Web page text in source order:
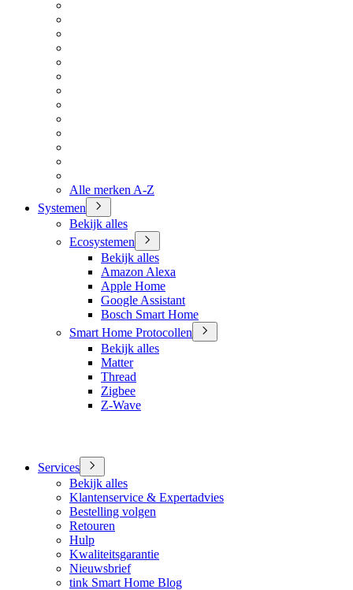
Alle merken A-Z
Systemen
Bekijk alles
Ecosystemen
Bekijk alles
Amazon Alexa
Apple Home
Google Assistant
Bosch Smart Home
Smart Home Protocollen
Bekijk alles
Matter
Thread
Zigbee
Z-Wave
Services
Bekijk alles
Klantenservice & Expertadvies
Bestelling volgen
Retouren
Hulp
Kwaliteitsgarantie
Nieuwsbrief
tink Smart Home Blog